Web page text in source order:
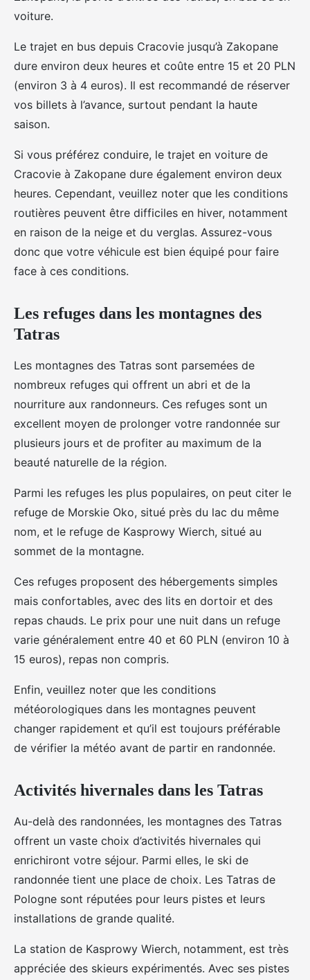
voiture.
Le trajet en bus depuis Cracovie jusqu’à Zakopane
dure environ deux heures et coûte entre 15 et 20 PLN
(environ 3 à 4 euros). Il est recommandé de réserver
vos billets à l’avance, surtout pendant la haute
saison.
Si vous préférez conduire, le trajet en voiture de
Cracovie à Zakopane dure également environ deux
heures. Cependant, veuillez noter que les conditions
routières peuvent être difficiles en hiver, notamment
en raison de la neige et du verglas. Assurez-vous
donc que votre véhicule est bien équipé pour faire
face à ces conditions.
Les refuges dans les montagnes des
Tatras
Les montagnes des Tatras sont parsemées de
nombreux refuges qui offrent un abri et de la
nourriture aux randonneurs. Ces refuges sont un
excellent moyen de prolonger votre randonnée sur
plusieurs jours et de profiter au maximum de la
beauté naturelle de la région.
Parmi les refuges les plus populaires, on peut citer le
refuge de Morskie Oko, situé près du lac du même
nom, et le refuge de Kasprowy Wierch, situé au
sommet de la montagne.
Ces refuges proposent des hébergements simples
mais confortables, avec des lits en dortoir et des
repas chauds. Le prix pour une nuit dans un refuge
varie généralement entre 40 et 60 PLN (environ 10 à
15 euros), repas non compris.
Enfin, veuillez noter que les conditions
météorologiques dans les montagnes peuvent
changer rapidement et qu’il est toujours préférable
de vérifier la météo avant de partir en randonnée.
Activités hivernales dans les Tatras
Au-delà des randonnées, les montagnes des Tatras
offrent un vaste choix d’activités hivernales qui
enrichiront votre séjour. Parmi elles, le ski de
randonnée tient une place de choix. Les Tatras de
Pologne sont réputées pour leurs pistes et leurs
installations de grande qualité.
La station de Kasprowy Wierch, notamment, est très
appréciée des skieurs expérimentés. Avec ses pistes